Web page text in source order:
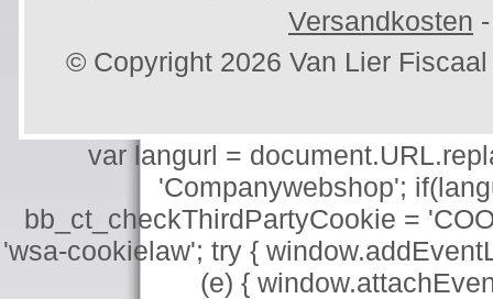
Versandkosten
© Copyright 2026 Van Lier
var langurl =
'Companywebshop';
bb_ct_checkThirdPartyCookie =
'wsa-cookielaw'; try {
(e) {